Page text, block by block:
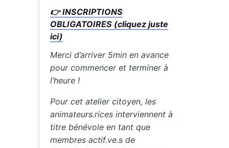
👉INSCRIPTIONS
OBLIGATOIRES (cliquez juste
ici)
Merci d’arriver 5min en avance
pour commencer et terminer à
l’heure !
Pour cet atelier citoyen, les
animateurs.rices interviennent à
titre bénévole en tant que
membres actif.ve.s de